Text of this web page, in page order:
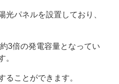
パネルを設置しており、
3倍の発電容量となってい
。
ことができます。